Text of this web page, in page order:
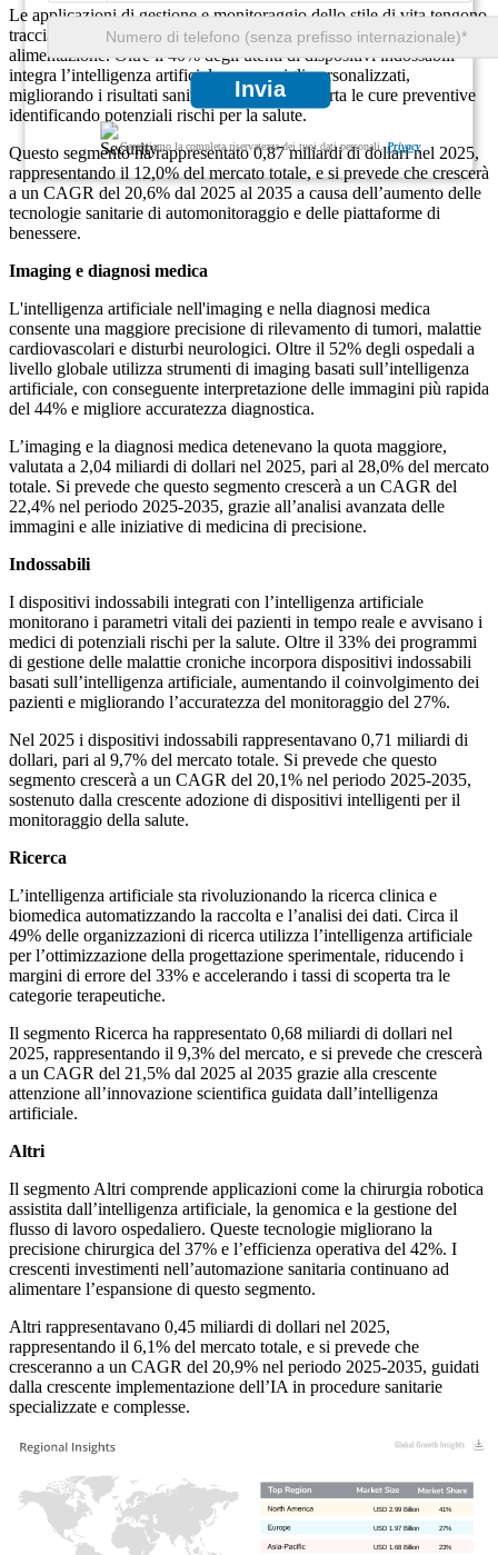
Invia
Garantiamo la completa riservatezza dei tuoi dati personali.Privacy
Le applicazioni di gestione e monitoraggio dello stile di vita tengono
traccia dei parametri sanitari quotidiani come sonno, attività e
alimentazione. Oltre il 40% degli utenti di dispositivi indossabili
integra l’intelligenza artificiale per consigli personalizzati,
migliorando i risultati sanitari del 31%. Supporta le cure preventive
identificando potenziali rischi per la salute.
Questo segmento ha rappresentato 0,87 miliardi di dollari nel 2025,
rappresentando il 12,0% del mercato totale, e si prevede che crescerà
a un CAGR del 20,6% dal 2025 al 2035 a causa dell’aumento delle
tecnologie sanitarie di automonitoraggio e delle piattaforme di
benessere.
Imaging e diagnosi medica
L'intelligenza artificiale nell'imaging e nella diagnosi medica
consente una maggiore precisione di rilevamento di tumori, malattie
cardiovascolari e disturbi neurologici. Oltre il 52% degli ospedali a
livello globale utilizza strumenti di imaging basati sull’intelligenza
artificiale, con conseguente interpretazione delle immagini più rapida
del 44% e migliore accuratezza diagnostica.
L’imaging e la diagnosi medica detenevano la quota maggiore,
valutata a 2,04 miliardi di dollari nel 2025, pari al 28,0% del mercato
totale. Si prevede che questo segmento crescerà a un CAGR del
22,4% nel periodo 2025-2035, grazie all’analisi avanzata delle
immagini e alle iniziative di medicina di precisione.
Indossabili
I dispositivi indossabili integrati con l’intelligenza artificiale
monitorano i parametri vitali dei pazienti in tempo reale e avvisano i
medici di potenziali rischi per la salute. Oltre il 33% dei programmi
di gestione delle malattie croniche incorpora dispositivi indossabili
basati sull’intelligenza artificiale, aumentando il coinvolgimento dei
pazienti e migliorando l’accuratezza del monitoraggio del 27%.
Nel 2025 i dispositivi indossabili rappresentavano 0,71 miliardi di
dollari, pari al 9,7% del mercato totale. Si prevede che questo
segmento crescerà a un CAGR del 20,1% nel periodo 2025-2035,
sostenuto dalla crescente adozione di dispositivi intelligenti per il
monitoraggio della salute.
Ricerca
L’intelligenza artificiale sta rivoluzionando la ricerca clinica e
biomedica automatizzando la raccolta e l’analisi dei dati. Circa il
49% delle organizzazioni di ricerca utilizza l’intelligenza artificiale
per l’ottimizzazione della progettazione sperimentale, riducendo i
margini di errore del 33% e accelerando i tassi di scoperta tra le
categorie terapeutiche.
Il segmento Ricerca ha rappresentato 0,68 miliardi di dollari nel
2025, rappresentando il 9,3% del mercato, e si prevede che crescerà
a un CAGR del 21,5% dal 2025 al 2035 grazie alla crescente
attenzione all’innovazione scientifica guidata dall’intelligenza
artificiale.
Altri
Il segmento Altri comprende applicazioni come la chirurgia robotica
assistita dall’intelligenza artificiale, la genomica e la gestione del
flusso di lavoro ospedaliero. Queste tecnologie migliorano la
precisione chirurgica del 37% e l’efficienza operativa del 42%. I
crescenti investimenti nell’automazione sanitaria continuano ad
alimentare l’espansione di questo segmento.
Altri rappresentavano 0,45 miliardi di dollari nel 2025,
rappresentando il 6,1% del mercato totale, e si prevede che
cresceranno a un CAGR del 20,9% nel periodo 2025-2035, guidati
dalla crescente implementazione dell’IA in procedure sanitarie
specializzate e complesse.
23%
USD 1.68 Billion
27%
USD 1.97 Billion
41%
USD 2.99 Billion